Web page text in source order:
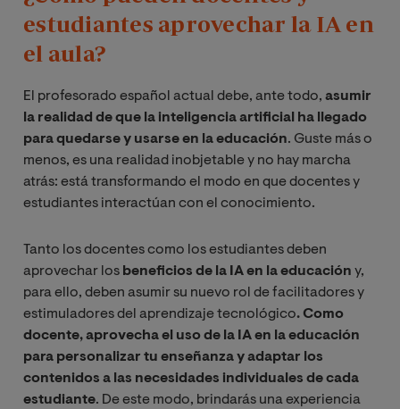
estudiantes aprovechar la IA en
el aula?
El profesorado español actual debe, ante todo, asumir
la realidad de que la inteligencia artificial ha llegado
para quedarse y usarse en la educación. Guste más o
menos, es una realidad inobjetable y no hay marcha
atrás: está transformando el modo en que docentes y
estudiantes interactúan con el conocimiento.
Tanto los docentes como los estudiantes deben
aprovechar los beneficios de la IA en la educación y,
para ello, deben asumir su nuevo rol de facilitadores y
estimuladores del aprendizaje tecnológico. Como
docente, aprovecha el uso de la IA en la educación
para personalizar tu enseñanza y adaptar los
contenidos a las necesidades individuales de cada
estudiante. De este modo, brindarás una experiencia